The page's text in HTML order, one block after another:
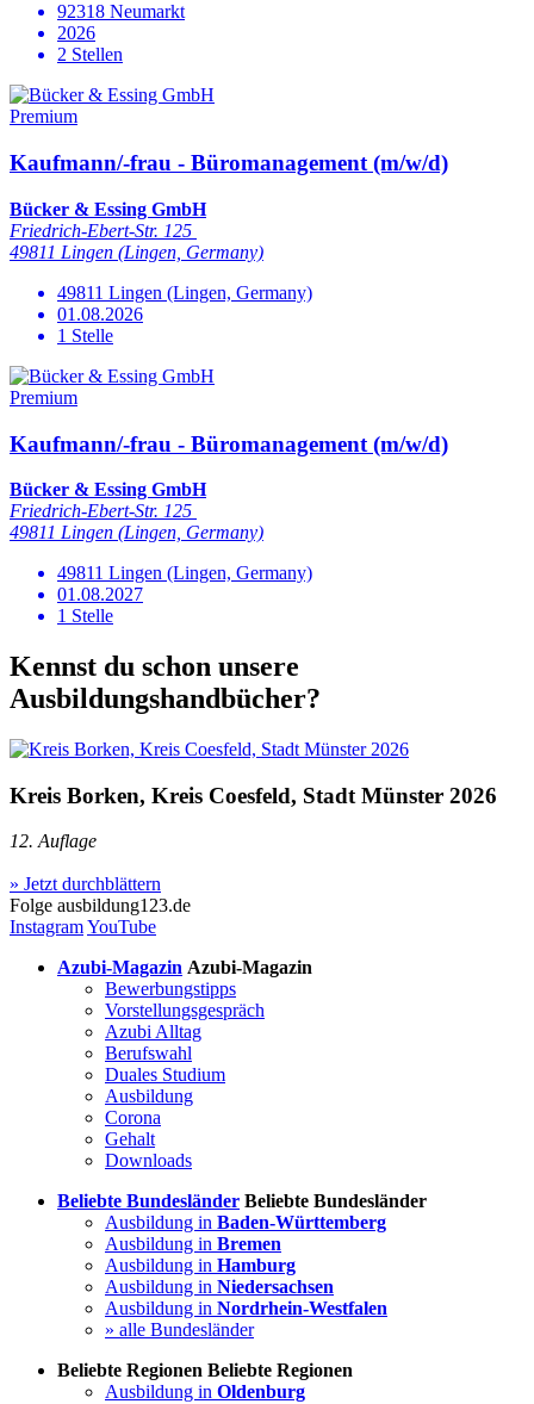
92318 Neumarkt
2026
2 Stellen
Premium
Kaufmann/-frau - Büromanagement (m/w/d)
Bücker & Essing GmbH
Friedrich-Ebert-Str. 125
49811 Lingen (Lingen, Germany)
49811 Lingen (Lingen, Germany)
01.08.2026
1 Stelle
Premium
Kaufmann/-frau - Büromanagement (m/w/d)
Bücker & Essing GmbH
Friedrich-Ebert-Str. 125
49811 Lingen (Lingen, Germany)
49811 Lingen (Lingen, Germany)
01.08.2027
1 Stelle
Kennst du schon unsere
Ausbildungshandbücher?
Kreis Borken, Kreis Coesfeld, Stadt Münster 2026
12. Auflage
» Jetzt durchblättern
Folge ausbildung123.de
InstagramYouTube
Azubi-Magazin Azubi-Magazin
Bewerbungstipps
Vorstellungsgespräch
Azubi Alltag
Berufswahl
Duales Studium
Ausbildung
Corona
Gehalt
Downloads
Beliebte Bundesländer Beliebte Bundesländer
Ausbildung in Baden-Württemberg
Ausbildung in Bremen
Ausbildung in Hamburg
Ausbildung in Niedersachsen
Ausbildung in Nordrhein-Westfalen
» alle Bundesländer
Beliebte Regionen Beliebte Regionen
Ausbildung in Oldenburg